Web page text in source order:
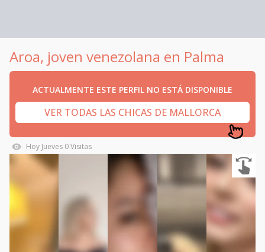
Aroa, joven venezolana en Palma
ACTUALMENTE ESTE PERFIL NO ESTÁ DISPONIBLE
VER TODAS LAS CHICAS DE MALLORCA
Hoy Jueves 0Visitas